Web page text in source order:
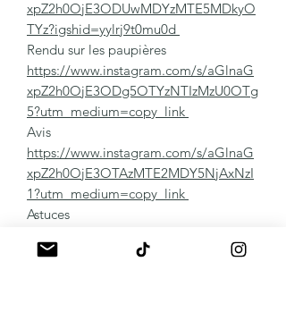
xpZ2h0OjE3ODUwMDYzMTE5MDkyO
TYz?igshid=yylrj9t0mu0d
Rendu sur les paupières
https://www.instagram.com/s/aGlnaG
xpZ2h0OjE3ODg5OTYzNTIzMzU0OTg
5?utm_medium=copy_link
Avis
https://www.instagram.com/s/aGlnaG
xpZ2h0OjE3OTAzMTE2MDY5NjAxNzI
1?utm_medium=copy_link
Astuces
xpZ2h0OjE3ODU4MzU2Mzg1NTA2Mj